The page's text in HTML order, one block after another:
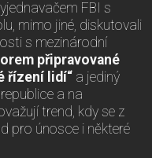
FBI s
mimo jiné, diskutovali
s mezinárodní
připravované
řízení lidí“ a jediný
a na
trend, kdy se z
pro únosce i některé